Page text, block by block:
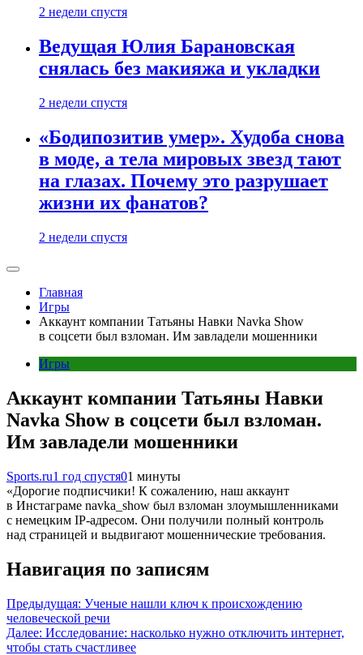
2 недели спустя
Ведущая Юлия Барановская
снялась без макияжа и укладки
2 недели спустя
«Бодипозитив умер». Худоба снова
в моде, а тела мировых звезд тают
на глазах. Почему это разрушает
жизни их фанатов?
2 недели спустя
Главная
Игры
Аккаунт компании Татьяны Навки Navka Show
в соцсети был взломан. Им завладели мошенники
Игры
Аккаунт компании Татьяны Навки
Navka Show в соцсети был взломан.
Им завладели мошенники
Sports.ru1 год спустя01 минуты
«Дорогие подписчики! К сожалению, наш аккаунт
в Инстаграме navka_show был взломан злоумышленниками
с немецким IP-адресом. Они получили полный контроль
над страницей и выдвигают мошеннические требования.
Навигация по записям
Предыдущая: Ученые нашли ключ к происхождению
человеческой речи
Далее: Исследование: насколько нужно отключить интернет,
чтобы стать счастливее